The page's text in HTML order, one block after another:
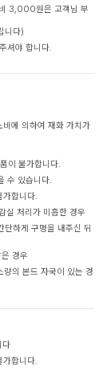
3,000원은 고객님 부
니다)
셔야 합니다.
에 의하여 재화 가치가
이 불가합니다.
수 있습니다.
가합니다.
실 처리가 미흡한 경우
하게 구멍을 내주신 뒤
경우
의 본드 자국이 있는 경
다
가합니다.